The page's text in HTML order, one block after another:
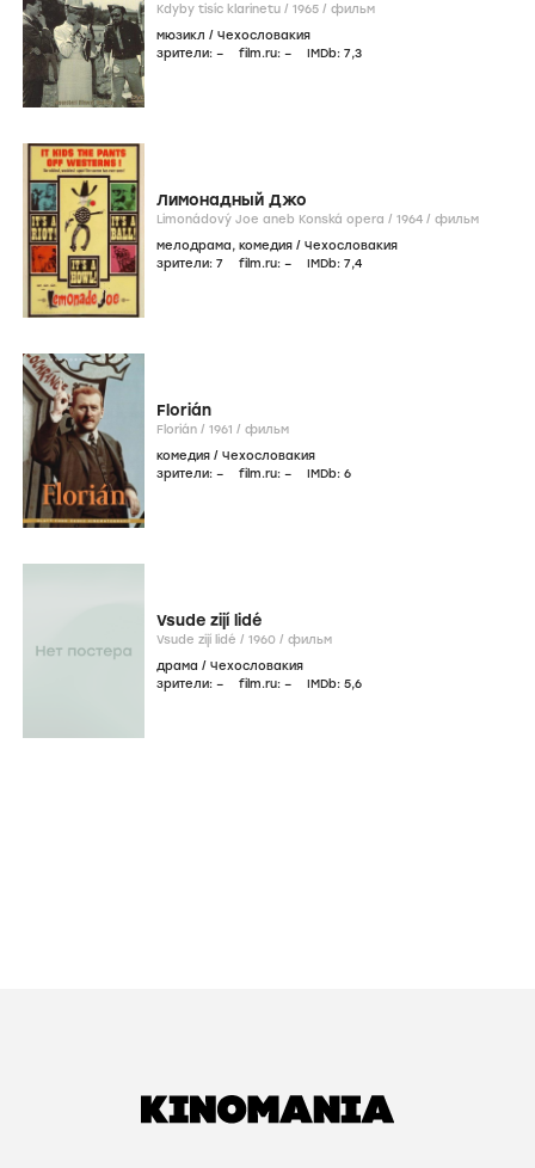
Kdyby tisíc klarinetu / 1965 / фильм
мюзикл / Чехословакия
зрители: – film.ru: – IMDb: 7,3
Лимонадный Джо
Limonádový Joe aneb Konská opera / 1964 / фильм
мелодрама, комедия / Чехословакия
зрители: 7 film.ru: – IMDb: 7,4
Florián
Florián / 1961 / фильм
комедия / Чехословакия
зрители: – film.ru: – IMDb: 6
Vsude zijí lidé
Vsude zijí lidé / 1960 / фильм
драма / Чехословакия
зрители: – film.ru: – IMDb: 5,6